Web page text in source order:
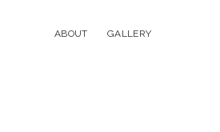
ABOUT GALLERY